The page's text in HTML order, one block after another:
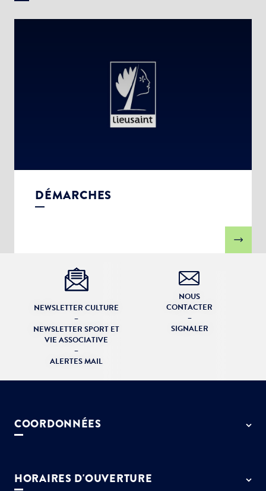
DÉMARCHES
NEWSLETTER CULTURE
–
NEWSLETTER SPORT ET
VIE ASSOCIATIVE
–
ALERTES MAIL
NOUS
CONTACTER
–
SIGNALER
COORDONNÉES
01 64 13 55 55
HORAIRES D'OUVERTURE